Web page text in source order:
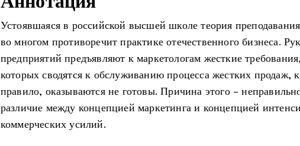
Устоявшаяся в российской высшей школе теория
во многом противоречит практике отечественного бизнеса.
предприятий предъявляют к маркетологам жесткие
которых сводятся к обслуживанию процесса жестких продаж,
правило, оказываются не готовы. Причина этого -
различие между концепцией маркетинга и концепцией
коммерческих усилий.